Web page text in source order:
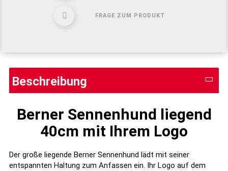
FRAGE ZUM PRODUKT
Beschreibung
Berner Sennenhund liegend
40cm mit Ihrem Logo
Der große liegende Berner Sennenhund lädt mit seiner
entspannten Haltung zum Anfassen ein. Ihr Logo auf dem